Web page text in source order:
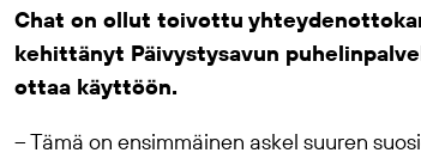
Chat on ollut toivottu
kehittänyt Päivystysavun
ottaa käyttöön.
– Tämä on ensimmäinen askel suuren